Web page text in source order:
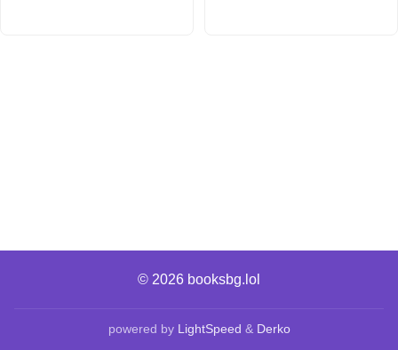
© 2026 booksbg.lol
powered by LightSpeed & Derko